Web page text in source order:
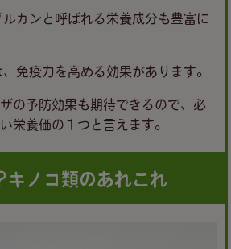
カンと呼ばれる栄養成分も豊富に
免疫力を高める効果があります。
の予防効果も期待できるので、必
栄養価の１つと言えます。
キノコ類のあれこれ